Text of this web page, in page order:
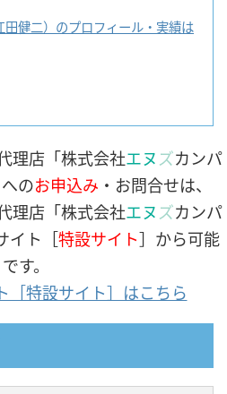
田健二）のプロフィール・実績は
理店「株式会社エヌ ズカンパ
のお申込み ・お問合せは、
理店「株式会社エヌ ズカンパ
イト［特設サイト］から可能
です。
［特設サイト］はこちら